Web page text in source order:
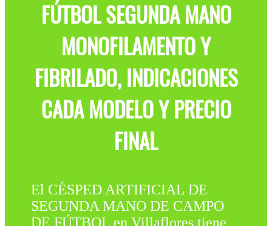
FÚTBOL SEGUNDA MANO
MONOFILAMENTO Y
FIBRILADO, INDICACIONES
CADA MODELO Y PRECIO
FINAL
El CÉSPED ARTIFICIAL DE
SEGUNDA MANO DE CAMPO
DE FÚTBOL en Villaflores tiene